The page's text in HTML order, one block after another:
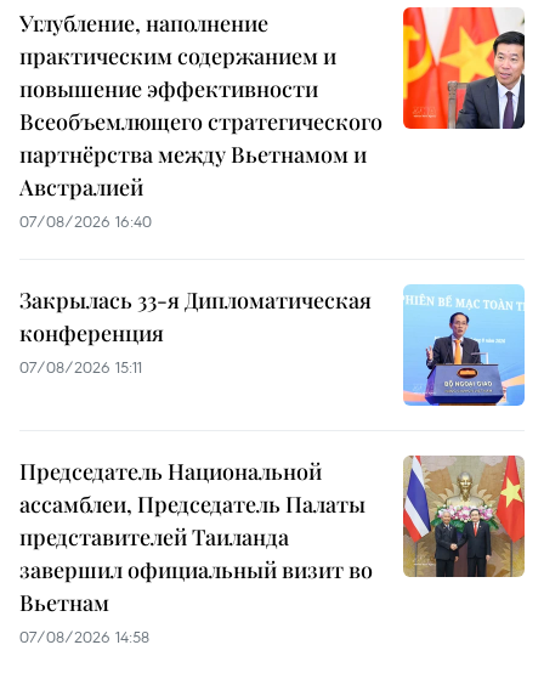
Углубление, наполнение
практическим содержанием и
повышение эффективности
Всеобъемлющего стратегического
партнёрства между Вьетнамом и
Австралией
07/08/2026 16:40
Закрылась 33-я Дипломатическая
конференция
07/08/2026 15:11
Председатель Национальной
ассамблеи, Председатель Палаты
представителей Таиланда
завершил официальный визит во
Вьетнам
07/08/2026 14:58